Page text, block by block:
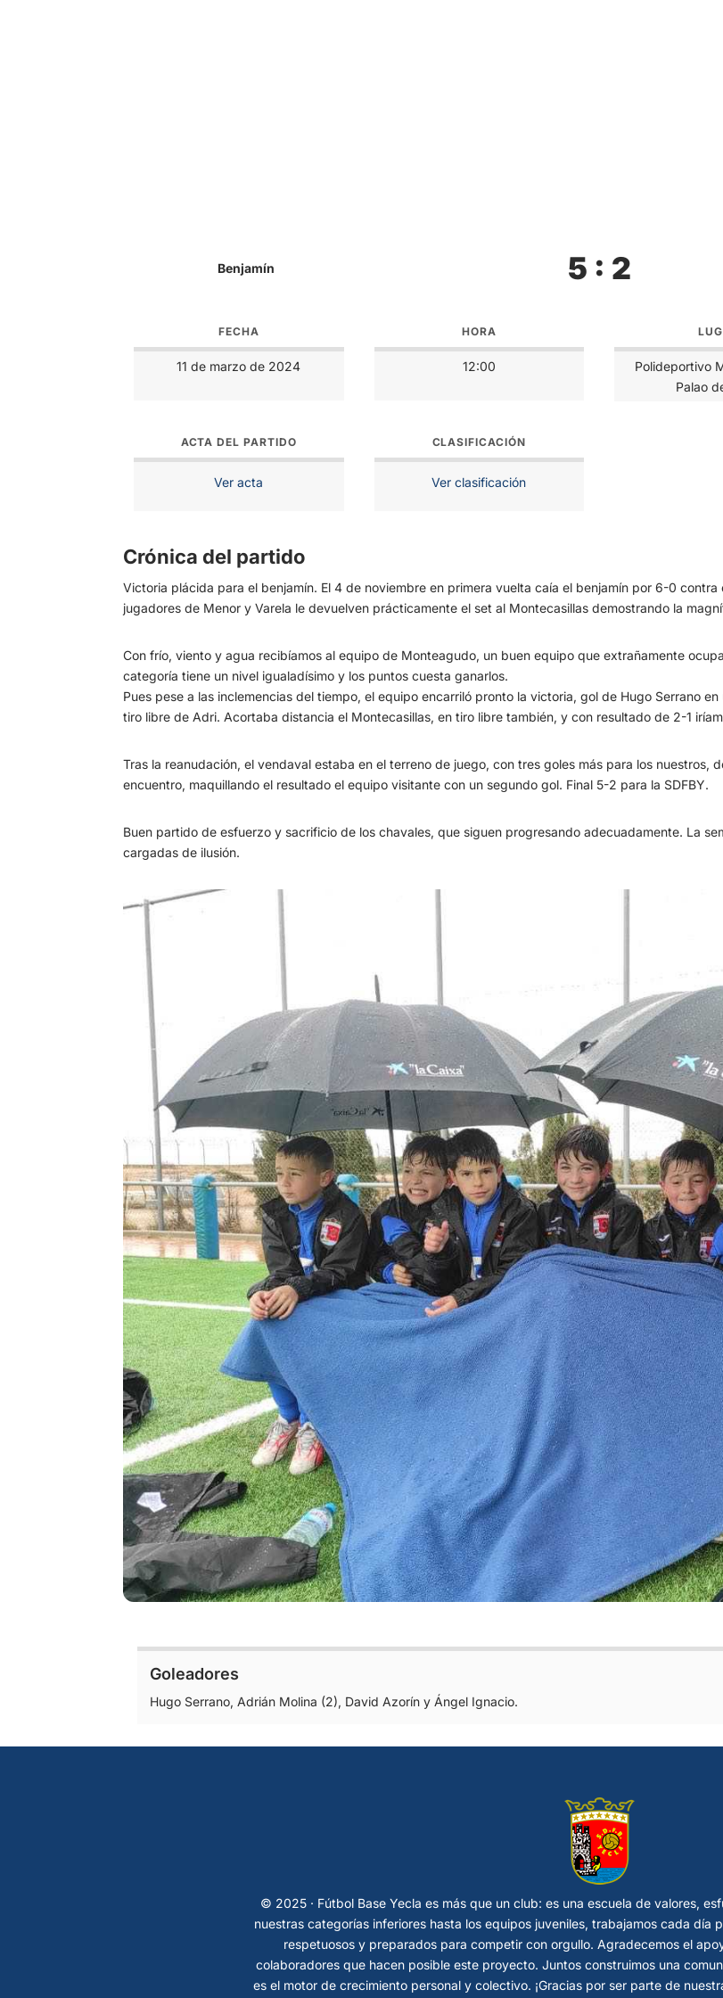
Benjamín 5 : 2
FECHA
11 de marzo de 2024
HORA
12:00
Polideportivo
Palao
ACTA DEL PARTIDO
Ver acta
CLASIFICACIÓN
Ver clasificación
Crónica del partido
Victoria plácida para el benjamín. El 4 de noviembre en primera vuelta caía el benjamín por 6-0
jugadores de Menor y Varela le devuelven prácticamente el set al Montecasillas demostrando la
Con frío, viento y agua recibíamos al equipo de Monteagudo, un buen equipo que extrañamente
categoría tiene un nivel igualadísimo y los puntos cuesta ganarlos.
Pues pese a las inclemencias del tiempo, el equipo encarriló pronto la victoria, gol de Hugo Serrano
tiro libre de Adri. Acortaba distancia el Montecasillas, en tiro libre también, y con resultado de 2-1
Tras la reanudación, el vendaval estaba en el terreno de juego, con tres goles más para los
encuentro, maquillando el resultado el equipo visitante con un segundo gol. Final 5-2 para la SDFBY.
Buen partido de esfuerzo y sacrificio de los chavales, que siguen progresando adecuadamente. La
cargadas de ilusión.
Goleadores
Hugo Serrano, Adrián Molina (2), David Azorín y Ángel Ignacio.
© 2025 · Fútbol Base Yecla es más que un club: es una escuela de valores,
nuestras categorías inferiores hasta los equipos juveniles, trabajamos cada día
respetuosos y preparados para competir con orgullo. Agradecemos el
colaboradores que hacen posible este proyecto. Juntos construimos una
es el motor de crecimiento personal y colectivo. ¡Gracias por ser parte de